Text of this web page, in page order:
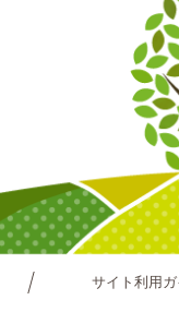
サイト利用ガ